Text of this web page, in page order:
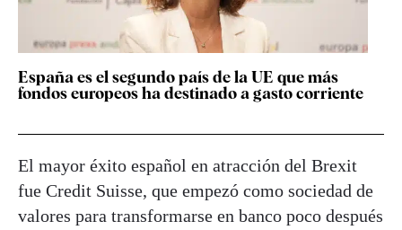
España es el segundo país de la UE que más
fondos europeos ha destinado a gasto corriente
El mayor éxito español en atracción del Brexit
fue Credit Suisse, que empezó como sociedad de
valores para transformarse en banco poco después